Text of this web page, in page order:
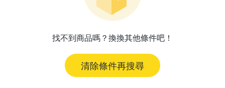
找不到商品嗎？換換其他條件吧！
清除條件再搜尋